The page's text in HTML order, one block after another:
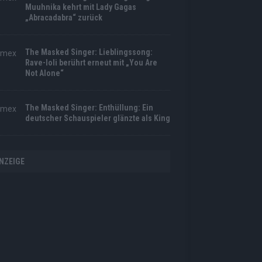
Muuhnika kehrt mit Lady Gagas
„Abracadabra“ zurück
The Masked Singer: Lieblingssong:
Rave-Ioli berührt erneut mit „You Are
Not Alone“
The Masked Singer: Enthüllung: Ein
deutscher Schauspieler glänzte als King